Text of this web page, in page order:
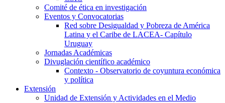
Comité de ética en investigación
Eventos y Convocatorias
Red sobre Desigualdad y Pobreza de América
Latina y el Caribe de LACEA- Capítulo
Uruguay
Jornadas Académicas
Divuglación científico académico
Contexto - Observatorio de coyuntura económica
y política
Extensión
Unidad de Extensión y Actividades en el Medio